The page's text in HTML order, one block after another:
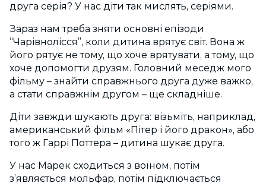
друга серія? У нас діти так мислять, серіями.
Зараз нам треба зняти основні епізоди
“Чарівнолісся”, коли дитина врятує світ. Вона ж
його рятує не тому, що хоче врятувати, а тому, що
хоче допомогти друзям. Головний меседж мого
фільму – знайти справжнього друга дуже важко,
а стати справжнім другом – ще складніше.
Діти завжди шукають друга: візьміть, наприклад,
американський фільм «Пітер і його дракон», або
того ж Гаррі Поттера – дитина шукає друга.
У нас Марек сходиться з воїном, потім
з’являється мольфар, потім підключається